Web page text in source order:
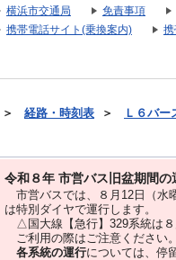
横浜市交通局 免責事項
携帯電話サイト(乗換案内)
＞ 経路・時刻表 ＞ Ｌ６バ
令和８年 市営バス旧盆期間の
市営バスでは、８⽉12⽇（水
は特別ダイヤで運⾏します。
△国大線【急行】329系統は８
ご利用の際はご注意ください。
各系統の運行については、停